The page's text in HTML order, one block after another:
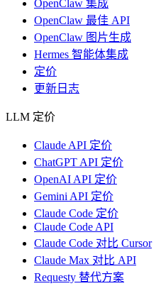
OpenClaw 集成
OpenClaw 最佳 API
OpenClaw 图片生成
Hermes 智能体集成
定价
更新日志
LLM 定价
Claude API 定价
ChatGPT API 定价
OpenAI API 定价
Gemini API 定价
Claude Code 定价
Claude Code API
Claude Code 对比 Cursor
Claude Max 对比 API
Requesty 替代方案